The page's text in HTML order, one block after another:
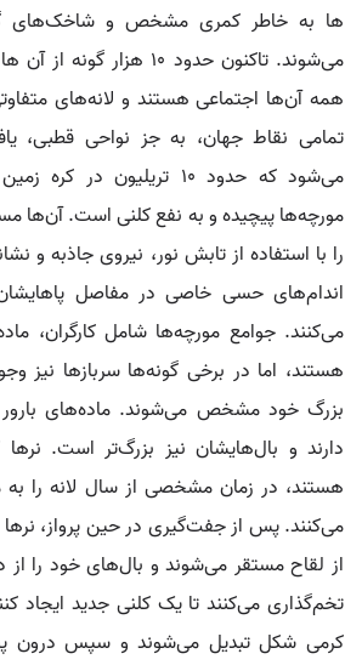
ها به خاطر کمری مشخص و شاخک‌های
می‌شوند. تاکنون حدود ۱۰
همه آن‌ها اجتماعی هستند و لانه‌های
تمامی نقاط جهان، به جز نواحی قطبی،
می‌شود که حدود ۱۰ تریلیون
مورچه‌ها پیچیده و به نفع کلنی است. آن‌ها
را با استفاده از تابش نور، نیروی جاذبه و
اندام‌های حسی خاصی در مفاصل پاهایشان
می‌کنند. جوامع مورچه‌ها شامل کارگران،
هستند، اما در برخی گونه‌ها سربازها نیز
بزرگ خود مشخص می‌شوند. ماده‌های بارور
دارند و بال‌هایشان نیز بزرگ‌تر است.
هستند، در زمان مشخصی از سال لانه را
می‌کنند. پس از جفت‌گیری در حین پرواز،
از لقاح مستقر می‌شوند و بال‌های خود را
تخم‌گذاری می‌کنند تا یک کلنی جدید ایجاد
کرمی شکل تبدیل می‌شوند و سپس درون